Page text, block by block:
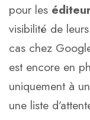
pour les
visibilité de
cas chez
est encore en
uniquement à
une liste